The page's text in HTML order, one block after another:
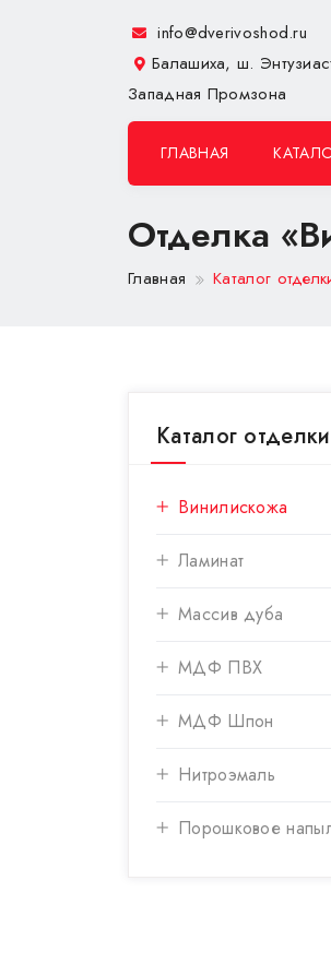
info@dverivoshod.ru
Балашиха, ш.
Западная Промзона
ГЛАВНАЯ
Отделка
Главная Каталог
Каталог отделки
Винилискожа
Ламинат
Массив дуба
МДФ ПВХ
МДФ Шпон
Нитроэмаль
Порошковое